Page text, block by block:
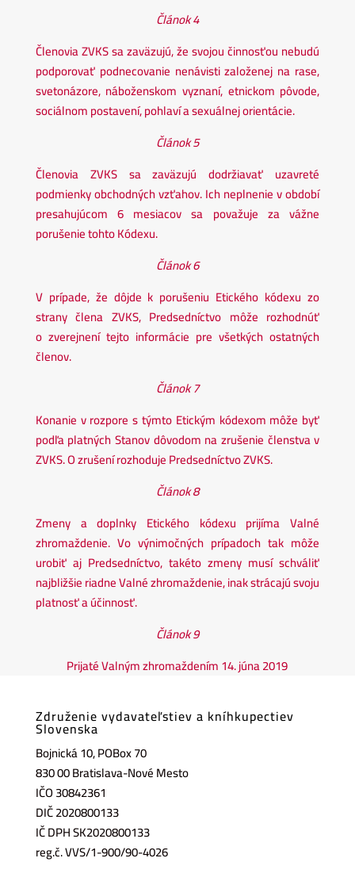
Článok 4
Členovia ZVKS sa zaväzujú, že svojou činnosťou nebudú
podporovať podnecovanie nenávisti založenej na rase,
svetonázore, náboženskom vyznaní, etnickom pôvode,
sociálnom postavení, pohlaví a sexuálnej orientácie.
Článok 5
Členovia ZVKS sa zaväzujú dodržiavať uzavreté
podmienky obchodných vzťahov. Ich neplnenie v období
presahujúcom 6 mesiacov sa považuje za vážne
porušenie tohto Kódexu.
Článok 6
V prípade, že dôjde k porušeniu Etického kódexu zo
strany člena ZVKS, Predsedníctvo môže rozhodnúť
o zverejnení tejto informácie pre všetkých ostatných
členov.
Článok 7
Konanie v rozpore s týmto Etickým kódexom môže byť
podľa platných Stanov dôvodom na zrušenie členstva v
ZVKS. O zrušení rozhoduje Predsedníctvo ZVKS.
Článok 8
Zmeny a doplnky Etického kódexu prijíma Valné
zhromaždenie. Vo výnimočných prípadoch tak môže
urobiť aj Predsedníctvo, takéto zmeny musí schváliť
najbližšie riadne Valné zhromaždenie, inak strácajú svoju
platnosť a účinnosť.
Článok 9
Prijaté Valným zhromaždením 14. júna 2019
Združenie vydavateľstiev a kníhkupectiev
Slovenska
Bojnická 10, POBox 70
830 00 Bratislava-Nové Mesto
IČO 30842361
DIČ 2020800133
IČ DPH SK2020800133
reg.č. VVS/1-900/90-4026